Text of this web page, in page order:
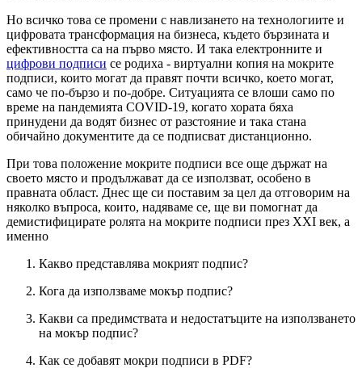
Но всичко това се промени с навлизането на технологиите и
цифровата трансформация на бизнеса, където бързината и
ефективността са на първо място. И така електронните и
цифрови подписи се родиха - виртуални копия на мокрите
подписи, които могат да правят почти всичко, което могат,
само че по-бързо и по-добре. Ситуацията се влоши само по
време на пандемията COVID-19, когато хората бяха
принудени да водят бизнес от разстояние и така стана
обичайно документите да се подписват дистанционно.
При това положение мокрите подписи все още държат на
своето място и продължават да се използват, особено в
правната област. Днес ще си поставим за цел да отговорим на
няколко въпроса, които, надяваме се, ще ви помогнат да
демистифицирате ролята на мокрите подписи през XXI век, а
именно
Какво представлява мокрият подпис?
Кога да използваме мокър подпис?
Какви са предимствата и недостатъците на използването
на мокър подпис?
Как се добавят мокри подписи в PDF?